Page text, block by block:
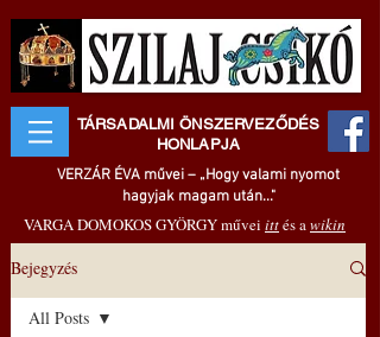
TÁRSADALMI ÖNSZERVEZŐDÉS
HONLAPJA
VERZÁR ÉVA művei – „Hogy valami nyomot
hagyjak magam után..."
VARGA DOMOKOS GYÖRGY művei ittés awikin
Bejegyzés
All Posts